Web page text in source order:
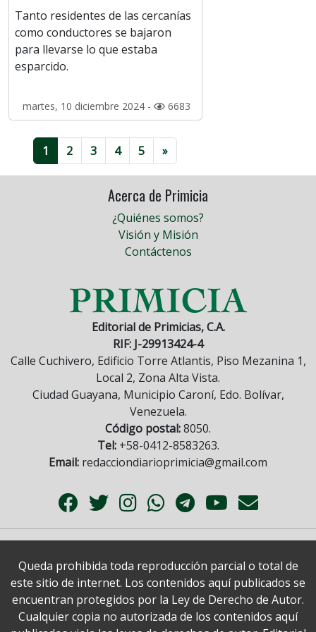
Tanto residentes de las cercanías
como conductores se bajaron
para llevarse lo que estaba
esparcido.
martes, 10 diciembre 2024 - 6683
1 2 3 4 5 »
Acerca de Primicia
¿Quiénes somos?
Visión y Misión
Contáctenos
Editorial de Primicias, C.A.
RIF: J-29913424-4
Calle Cuchivero, Edificio Torre Atlantis, Piso Mezanina 1,
Local 2, Zona Alta Vista.
Ciudad Guayana, Municipio Caroní, Edo. Bolívar,
Venezuela.
Código postal:8050.
Tel:+58-0412-8583263.
Email: redacciondiarioprimicia@gmail.com
Queda prohibida toda reproducción parcial o total de
este sitio de internet. Los contenidos aquí publicados se
encuentran protegidos por la Ley de Derecho de Autor.
Cualquier copia no autorizada de los contenidos aquí